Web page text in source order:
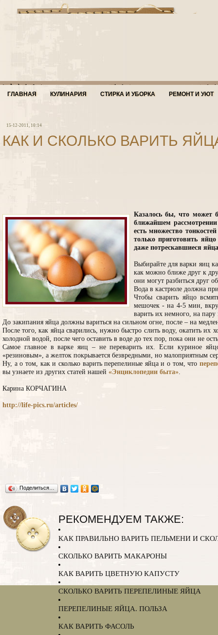
ГЛАВНАЯ КУЛИНАРИЯ СТИРКА И УБОРКА РЕМОНТ И УЮТ
15-12-2011, 10:14
КАК И СКОЛЬКО ВАРИТЬ
Казалось бы, что может
ближайшем
есть множество
только приготовить
даже потрескавшиеся
Выбирайте для варки яиц
как можно ближе друг к
они могут разбиться друг
Вода в кастрюле должна
Чтобы сварить яйцо
мешочек - на 4-5 мин,
варить их немного, на
До закипания яйца должны вариться на сильном огне, после – на
После того, как яйца сварились, нужно быстро слить воду, окатить
холодной водой, после чего оставить в воде до тех пор, пока они не
Самое главное в варке яиц – не переварить их. Если куриное
«резиновым», а желток покрывается безвредными, но малоприятным
Ну, а о том, как и сколько варить перепелиные яйца и о том, что
вы узнаете из других статей нашей «Энциклопедии быта».
Карина КОРЧАГИНА
http://life-pics.ru/articles/
Поделиться…
РЕКОМЕНДУЕМ ТАКЖЕ:
КАК ПРАВИЛЬНО ВАРИТЬ ПЕЛЬМЕНИ И
СКОЛЬКО ВАРИТЬ МАКАРОНЫ
КАК ВАРИТЬ ЦВЕТНУЮ КАПУСТУ
СКОЛЬКО ВАРИТЬ ПЕРЕПЕЛИНЫЕ ЯЙЦА
ПЕРЕПЕЛИНЫЕ ЯЙЦА. ПОЛЬЗА
КАК ВАРИТЬ ФАСОЛЬ